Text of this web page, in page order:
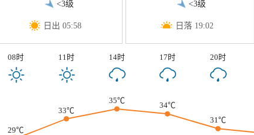
<3级
日出 05:58
<3级
日落 19:02
08时 11时 14时 17时 20时
29℃
33℃
35℃
34℃
31℃